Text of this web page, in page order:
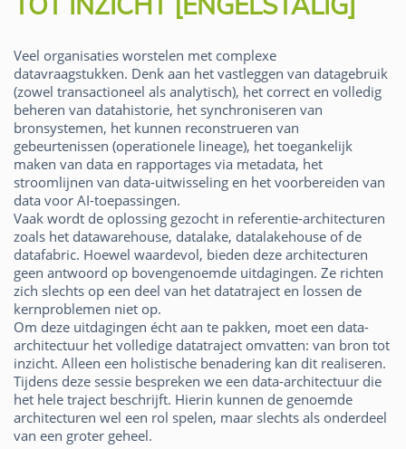
Veel organisaties worstelen met complexe
datavraagstukken. Denk aan het vastleggen van datagebruik
(zowel transactioneel als analytisch), het correct en volledig
beheren van datahistorie, het synchroniseren van
bronsystemen, het kunnen reconstrueren van
gebeurtenissen (operationele lineage), het toegankelijk
maken van data en rapportages via metadata, het
stroomlijnen van data-uitwisseling en het voorbereiden van
data voor AI-toepassingen.
Vaak wordt de oplossing gezocht in referentie-architecturen
zoals het datawarehouse, datalake, datalakehouse of de
datafabric. Hoewel waardevol, bieden deze architecturen
geen antwoord op bovengenoemde uitdagingen. Ze richten
zich slechts op een deel van het datatraject en lossen de
kernproblemen niet op.
Om deze uitdagingen écht aan te pakken, moet een data-
architectuur het volledige datatraject omvatten: van bron tot
inzicht. Alleen een holistische benadering kan dit realiseren.
Tijdens deze sessie bespreken we een data-architectuur die
het hele traject beschrijft. Hierin kunnen de genoemde
architecturen wel een rol spelen, maar slechts als onderdeel
van een groter geheel.